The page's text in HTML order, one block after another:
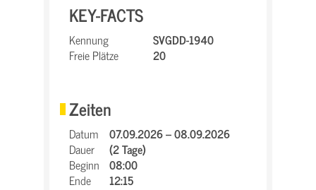
KEY-FACTS
Kennung
SVGDD-1940
Freie Plätze
20
Zeiten
Datum
07.09.2026 – 08.09.2026
Dauer
(2 Tage)
Beginn 08:00
Ende
12:15